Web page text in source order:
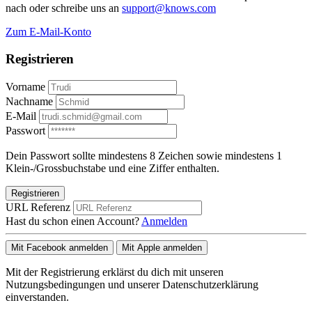
nach oder schreibe uns an support@knows.com
Zum E-Mail-Konto
Registrieren
Vorname
Nachname
E-Mail
Passwort
Dein Passwort sollte mindestens 8 Zeichen sowie mindestens 1
Klein-/Grossbuchstabe und eine Ziffer enthalten.
Registrieren
URL Referenz
Hast du schon einen Account? Anmelden
Mit Facebook anmelden Mit Apple anmelden
Mit der Registrierung erklärst du dich mit unseren
Nutzungsbedingungen und unserer Datenschutzerklärung
einverstanden.